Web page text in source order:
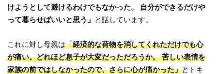
けようとして避けるわけでもなかった。 自分ができるだけや
って暮らせばいいと思う」 と話しています。
これに対し母親は「経済的な荷物を消してくれただけでも心
が痛い。どれほど息子が大変だっただろうか。 苦しい表情を
家族の前ではしなかったので、さらに心が痛かった」とドキ